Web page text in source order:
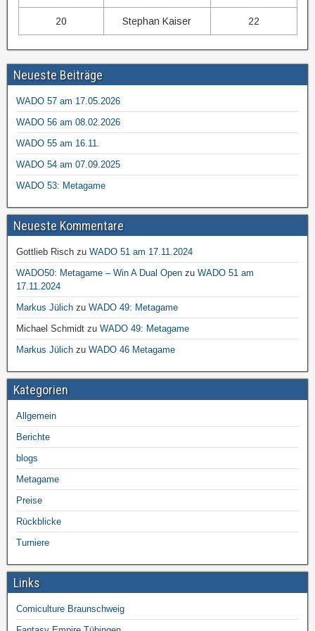
20 Stephan Kaiser 22
Neueste Beiträge
WADO 57 am 17.05.2026
WADO 56 am 08.02.2026
WADO 55 am 16.11.
WADO 54 am 07.09.2025
WADO 53: Metagame
Neueste Kommentare
Gottlieb Risch zu WADO 51 am 17.11.2024
WADO50: Metagame – Win A Dual Open zu WADO 51 am
17.11.2024
Markus Jülich zu WADO 49: Metagame
Michael Schmidt zu WADO 49: Metagame
Markus Jülich zu WADO 46 Metagame
Kategorien
Allgemein
Berichte
blogs
Metagame
Preise
Rückblicke
Turniere
Links
Comiculture Braunschweig